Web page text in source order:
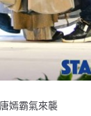
嫣霸氣來襲